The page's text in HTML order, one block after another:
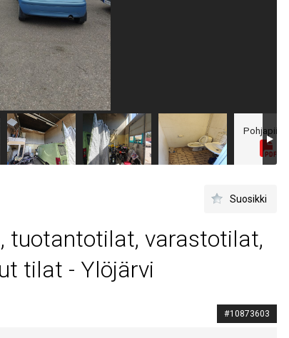
Pohjapiirros
Suosikki
tuotantotilat, varastotilat,
tilat - Ylöjärvi
#10873603